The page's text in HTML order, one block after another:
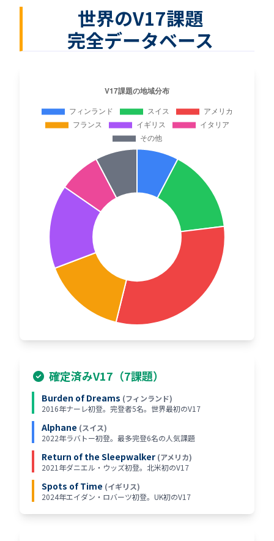
世界のV17課題
完全データベース
確定済みV17（7課題）
Burden of Dreams (フィンランド)
2016年ナーレ初登。完登者5名。世界最初のV17
Alphane (スイス)
2022年ラバトー初登。最多完登6名の人気課題
Return of the Sleepwalker (アメリカ)
2021年ダニエル・ウッズ初登。北米初のV17
Spots of Time (イギリス)
2024年エイダン・ロバーツ初登。UK初のV17